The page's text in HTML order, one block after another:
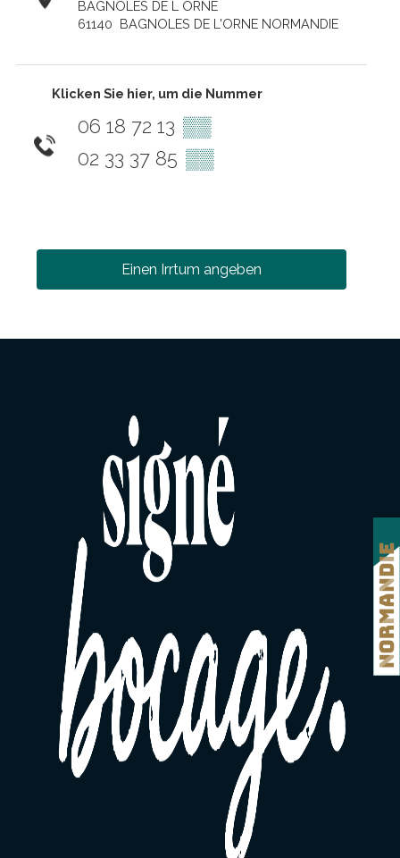
BAGNOLES DE L ORNE
61140 BAGNOLES DE L'ORNE NORMANDIE
Klicken Sie hier, um die Nummer
06 18 72 13 ▒▒
02 33 37 85 ▒▒
Einen Irrtum angeben